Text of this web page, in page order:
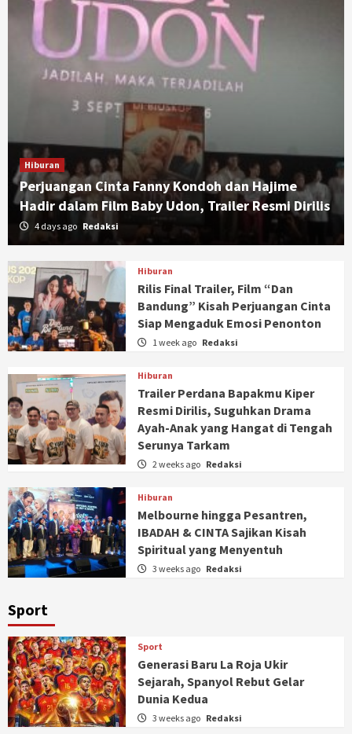
Hiburan
Perjuangan Cinta Fanny Kondoh dan Hajime
Hadir dalam Film Baby Udon, Trailer Resmi Dirilis
4 days ago Redaksi
Hiburan
Rilis Final Trailer, Film “Dan
Bandung” Kisah Perjuangan Cinta
Siap Mengaduk Emosi Penonton
1 week ago Redaksi
Hiburan
Trailer Perdana Bapakmu Kiper
Resmi Dirilis, Suguhkan Drama
Ayah-Anak yang Hangat di Tengah
Serunya Tarkam
2 weeks ago Redaksi
Hiburan
Melbourne hingga Pesantren,
IBADAH & CINTA Sajikan Kisah
Spiritual yang Menyentuh
3 weeks ago Redaksi
Sport
Sport
Generasi Baru La Roja Ukir
Sejarah, Spanyol Rebut Gelar
Dunia Kedua
3 weeks ago Redaksi